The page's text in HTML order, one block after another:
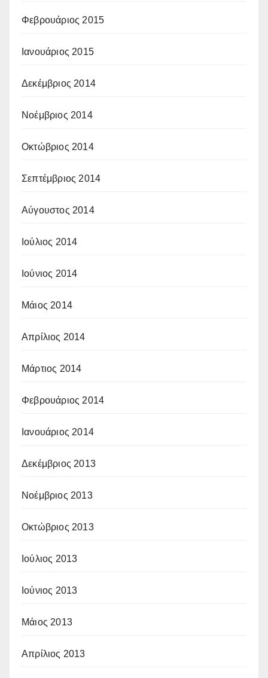
Φεβρουάριος 2015
Ιανουάριος 2015
Δεκέμβριος 2014
Νοέμβριος 2014
Οκτώβριος 2014
Σεπτέμβριος 2014
Αύγουστος 2014
Ιούλιος 2014
Ιούνιος 2014
Μάιος 2014
Απρίλιος 2014
Μάρτιος 2014
Φεβρουάριος 2014
Ιανουάριος 2014
Δεκέμβριος 2013
Νοέμβριος 2013
Οκτώβριος 2013
Ιούλιος 2013
Ιούνιος 2013
Μάιος 2013
Απρίλιος 2013